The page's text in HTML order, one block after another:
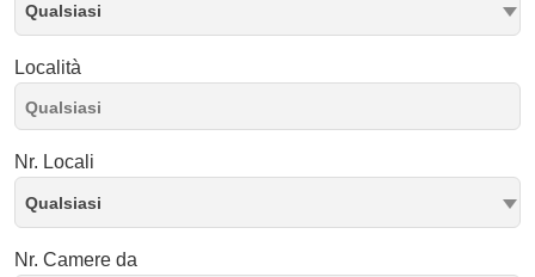
Qualsiasi
Località
Nr. Locali
Qualsiasi
Nr. Camere da